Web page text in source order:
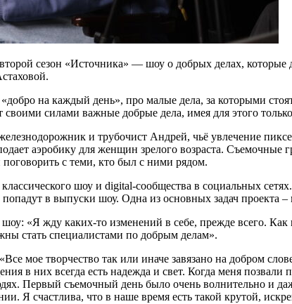
сезон «Источника» — шоу о добрых делах,
на каждый день», про малые дела, за которыми
силами важные добрые дела, имея для этого
и трубочист Андрей, чьё увлечение
аэробику для женщин зрелого возраста.
поговорить с теми, кто был с ними рядом.
шоу и digital-сообщества в социальных
в выпуски шоу. Одна из основных задач проекта
«Я жду каких-то изменений в себе, прежде всего.
стать специалистами по добрым делам».
мое творчество так или иначе завязано на добром
в них всегда есть надежда и свет. Когда меня
Первый съемочный день было очень волнительно и
Я счастлива, что в наше время есть такой крутой,